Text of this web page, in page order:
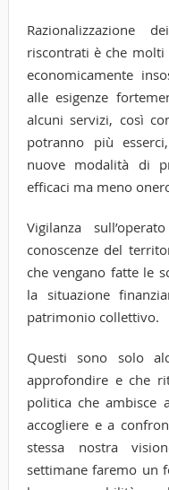
Razionalizzazione
riscontrati è che
economicamente
alle esigenze
alcuni servizi, così
potranno più
nuove modalità di
efficaci ma meno
Vigilanza
conoscenze del
che vengano fatte le
la situazione
patrimonio collettivo.
Questi sono solo
approfondire e che
politica che ambisce
accogliere e a
stessa nostra
settimane faremo un